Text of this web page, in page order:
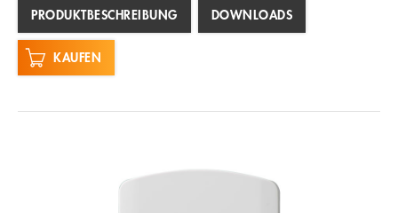
PRODUKTBESCHREIBUNG DOWNLOADS
KAUFEN